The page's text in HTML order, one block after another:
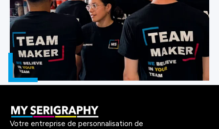
Votre entreprise de personnalisation de